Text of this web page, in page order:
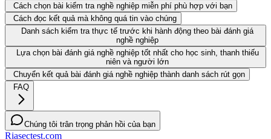
Cách chọn bài kiểm tra nghề nghiệp miễn phí phù hợp với bạn
Cách đọc kết quả mà không quá tin vào chúng
Danh sách kiểm tra thực tế trước khi hành động theo bài đánh giá
nghề nghiệp
Lựa chọn bài đánh giá nghề nghiệp tốt nhất cho học sinh, thanh thiếu
niên và người lớn
Chuyển kết quả bài đánh giá nghề nghiệp thành danh sách rút gọn
FAQ
Chúng tôi trân trọng phản hồi của bạn
Riasectest.com